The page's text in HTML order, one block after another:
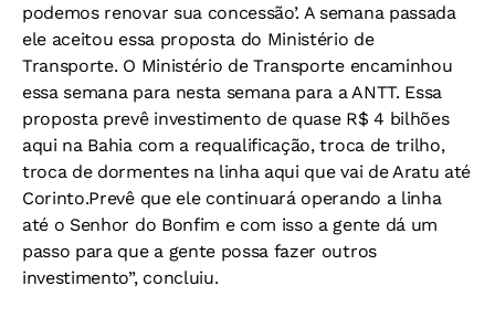
podemos renovar sua concessão’. A semana passada
ele aceitou essa proposta do Ministério de
Transporte. O Ministério de Transporte encaminhou
essa semana para nesta semana para a ANTT. Essa
proposta prevê investimento de quase R$ 4 bilhões
aqui na Bahia com a requalificação, troca de trilho,
troca de dormentes na linha aqui que vai de Aratu até
Corinto.Prevê que ele continuará operando a linha
até o Senhor do Bonfim e com isso a gente dá um
passo para que a gente possa fazer outros
investimento”, concluiu.